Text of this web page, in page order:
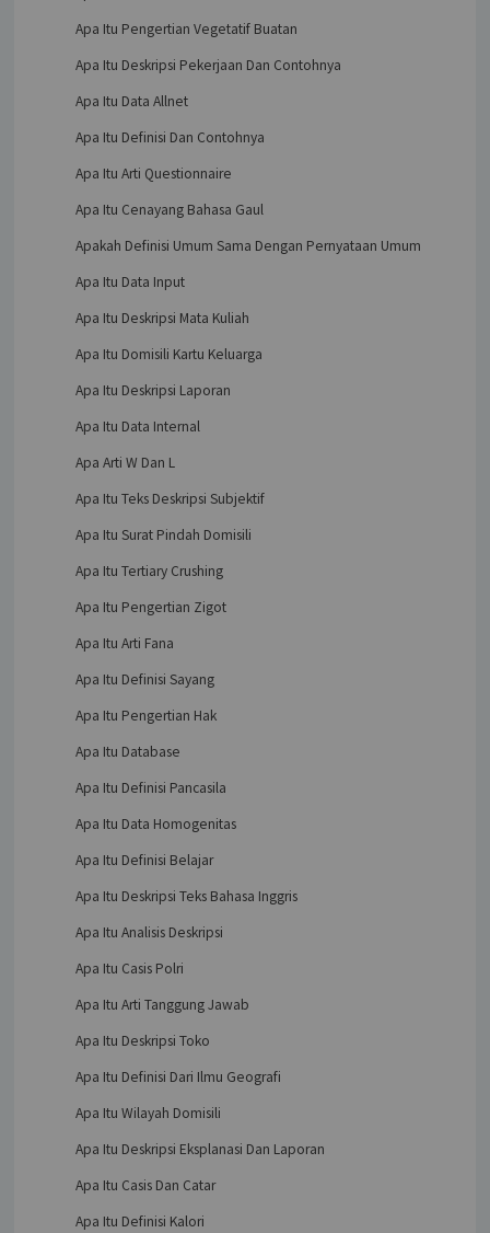
Apa Itu Pengertian Vegetatif Buatan
Apa Itu Deskripsi Pekerjaan Dan Contohnya
Apa Itu Data Allnet
Apa Itu Definisi Dan Contohnya
Apa Itu Arti Questionnaire
Apa Itu Cenayang Bahasa Gaul
Apakah Definisi Umum Sama Dengan Pernyataan Umum
Apa Itu Data Input
Apa Itu Deskripsi Mata Kuliah
Apa Itu Domisili Kartu Keluarga
Apa Itu Deskripsi Laporan
Apa Itu Data Internal
Apa Arti W Dan L
Apa Itu Teks Deskripsi Subjektif
Apa Itu Surat Pindah Domisili
Apa Itu Tertiary Crushing
Apa Itu Pengertian Zigot
Apa Itu Arti Fana
Apa Itu Definisi Sayang
Apa Itu Pengertian Hak
Apa Itu Database
Apa Itu Definisi Pancasila
Apa Itu Data Homogenitas
Apa Itu Definisi Belajar
Apa Itu Deskripsi Teks Bahasa Inggris
Apa Itu Analisis Deskripsi
Apa Itu Casis Polri
Apa Itu Arti Tanggung Jawab
Apa Itu Deskripsi Toko
Apa Itu Definisi Dari Ilmu Geografi
Apa Itu Wilayah Domisili
Apa Itu Deskripsi Eksplanasi Dan Laporan
Apa Itu Casis Dan Catar
Apa Itu Definisi Kalori